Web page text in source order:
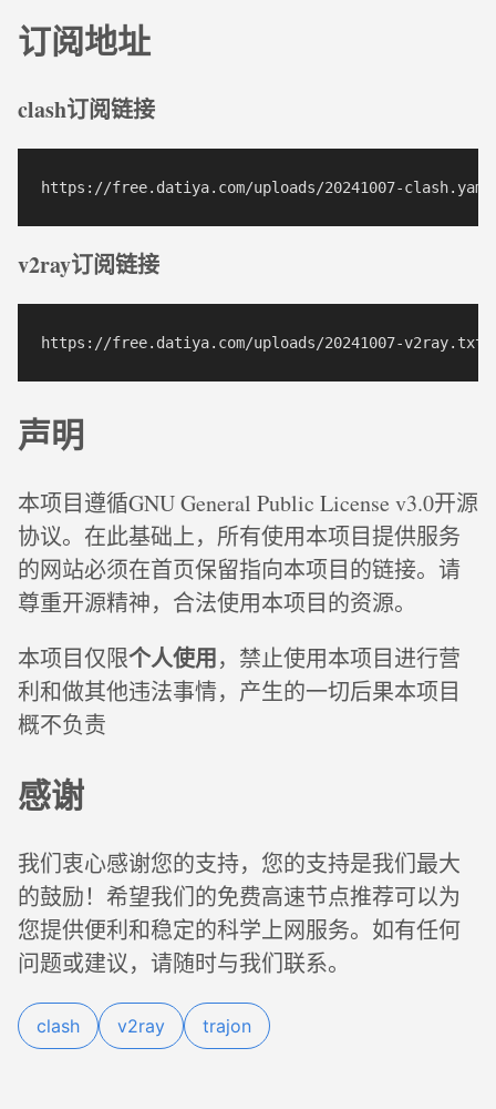
订阅地址
clash订阅链接
v2ray订阅链接
声明
本项目遵循GNU General Public License v3.0开源
协议。在此基础上，所有使用本项目提供服务
的网站必须在首页保留指向本项目的链接。请
尊重开源精神，合法使用本项目的资源。
本项目仅限个人使用，禁止使用本项目进行营
利和做其他违法事情，产生的一切后果本项目
概不负责
感谢
我们衷心感谢您的支持，您的支持是我们最大
的鼓励！希望我们的免费高速节点推荐可以为
您提供便利和稳定的科学上网服务。如有任何
问题或建议，请随时与我们联系。
clash v2ray trajon